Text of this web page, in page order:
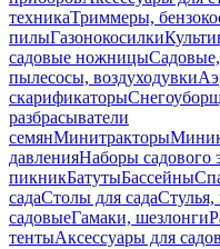
техникаТриммеры,
пилыГазонокосилки
садовые ножницы
пылесосы, воздуходувки
скарификаторы
разбрасыватели
семянМинитракторы
давленияНаборы садового
пикникБатутыБассейны
садаСтолы для садаСтулья,
садовыеГамаки, шезлонги
тентыАксессуары для